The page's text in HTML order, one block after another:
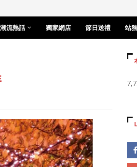
潮流熱話 獨家網店 節日送禮 站